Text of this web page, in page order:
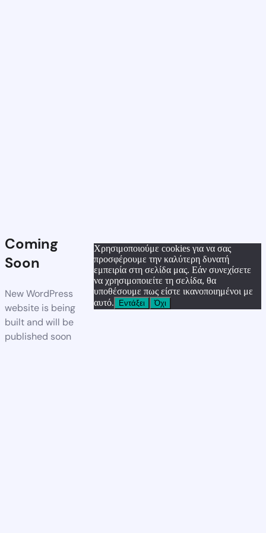
Coming
Soon
New WordPress
website is being
built and will be
published soon
Χρησιμοποιούμε cookies για να σας
προσφέρουμε την καλύτερη δυνατή
εμπειρία στη σελίδα μας. Εάν συνεχίσετε
να χρησιμοποιείτε τη σελίδα, θα
υποθέσουμε πως είστε ικανοποιημένοι με
αυτό.
Εντάξει Όχι